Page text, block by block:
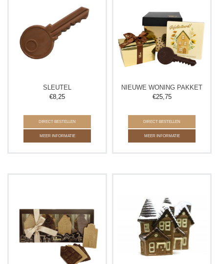
SLEUTEL
€8,25
DIRECT BESTELLEN
MEER INFORMATIE
NIEUWE WONING PAKKET
€25,75
DIRECT BESTELLEN
MEER INFORMATIE